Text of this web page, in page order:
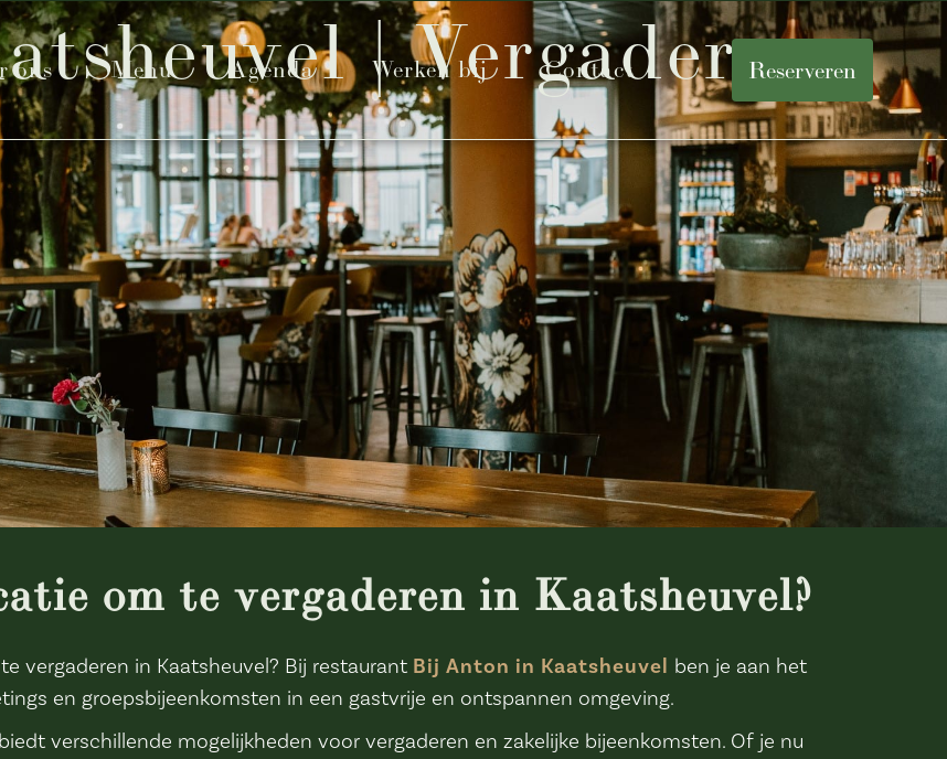
ons Menu Agenda Werken bij Contact Reserveren
| Vergaderen
om te vergaderen in Kaatsheuvel?
vergaderen in Kaatsheuvel? Bij restaurant Bij Anton in Kaatsheuvel ben je aan het
en groepsbijeenkomsten in een gastvrije en ontspannen omgeving.
verschillende mogelijkheden voor vergaderen en zakelijke bijeenkomsten. Of je nu